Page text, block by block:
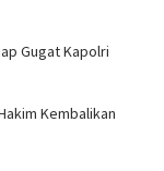
Gugat Kapolri
Kembalikan